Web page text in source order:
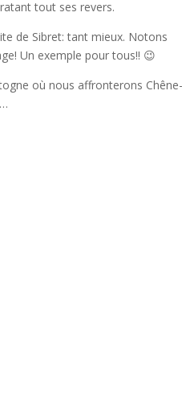
tout ses revers.
de Sibret: tant mieux. Notons
Un exemple pour tous!! 😉
où nous affronterons